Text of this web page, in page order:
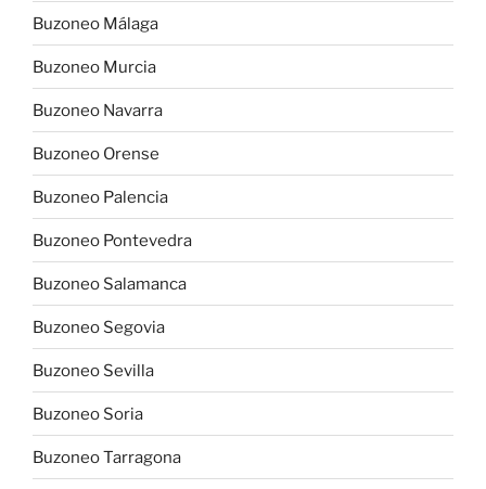
Buzoneo Málaga
Buzoneo Murcia
Buzoneo Navarra
Buzoneo Orense
Buzoneo Palencia
Buzoneo Pontevedra
Buzoneo Salamanca
Buzoneo Segovia
Buzoneo Sevilla
Buzoneo Soria
Buzoneo Tarragona